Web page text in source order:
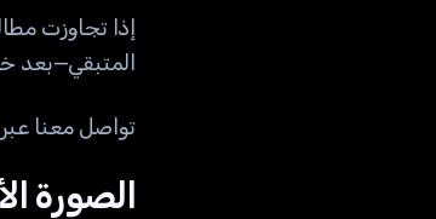
المتبقي—بعد
تواصل معنا عبر
الصورة